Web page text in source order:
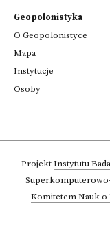
Geopolonistyka
O Geopolonistyce
Mapa
Instytucje
Osoby
ProjektInstytutu
Komitetem Nauk o